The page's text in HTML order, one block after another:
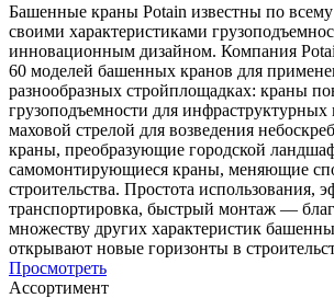
Башенные краны Potain известны по всему
своими характеристиками
инновационным дизайном. Компания
60 моделей башенных кранов для
разнообразных стройплощадках: краны
грузоподъемности для инфраструктурных
маховой стрелой для возведения
краны, преобразующие городской
самомонтирующиеся краны, меняющие
строительства. Простота использования,
транспортировка, быстрый монтаж —
множеству других характеристик
открывают новые горизонты в
Просмотреть
Ассортимент